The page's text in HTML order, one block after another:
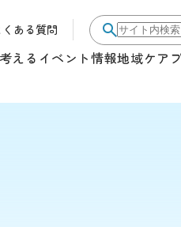
くある質問
サイト内検索
える イベント情報地域ケア